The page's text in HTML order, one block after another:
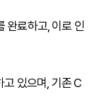
완료하고, 이로 인
고 있으며, 기존 C